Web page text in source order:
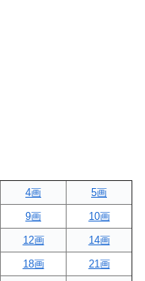
4画
5画
9画
10画
12画
14画
18画
21画